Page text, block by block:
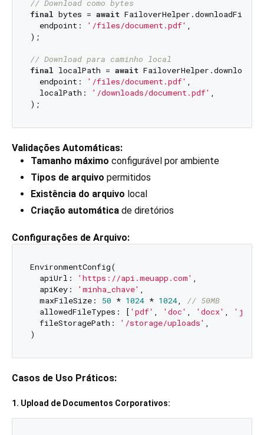
// Download como bytes
final bytes = await FailoverHelper.downloadFile(
  endpoint:
'/files/document.pdf' ,
);
// Download para caminho local
final localPath = await
  endpoint:
'/files/document.pdf' ,
  localPath:
'/downloads/document.pdf' ,
Validações Automáticas:
Tamanho máximo configurável por ambiente
Tipos de arquivo permitidos
Existência do arquivo local
Criação automática de diretórios
Configurações de Arquivo:
EnvironmentConfig(
  apiUrl:
'https://api.meuapp.com' ,
  apiKey:
'minha_chave' ,
  maxFileSize:
50 * 1024 * 1024, // 50MB
  allowedFileTypes: [
'pdf' , 'doc' , 'docx' , 'jpg'
  fileStoragePath:
'/storage/uploads' ,
Casos de Uso Práticos:
1. Upload de Documentos Corporativos: